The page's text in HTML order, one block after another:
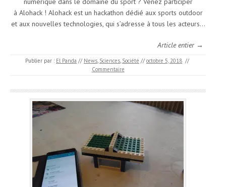
à Alohack ! Alohack est un hackathon dédié aux sports outdoor
et aux nouvelles technologies, qui s’adresse à tous les acteurs…
Article entier →
Publier par : El Panda // News, Sciences, Société // octobre 5, 2018 //
Commentaire